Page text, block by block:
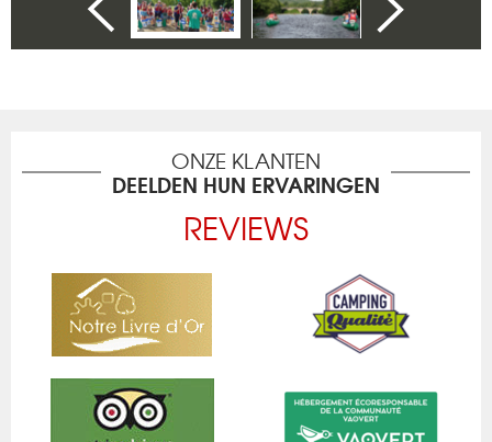
ONZE KLANTEN
DEELDEN HUN ERVARINGEN
REVIEWS